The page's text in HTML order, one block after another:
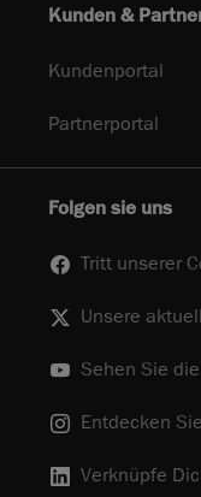
Kunden &
Kundenportal
Partnerportal
Folgen sie uns
Tritt unserer
Unsere
Sehen Sie
Entdecken
Verknüpfe